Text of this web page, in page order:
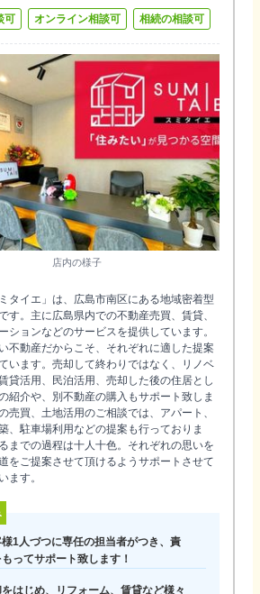
可 オンライン相談可 相続の相談可
店内の様子
タイエ」は、広島市南区にある地域密着型
す。主に広島県内での不動産売買、賃貸、
ションなどのサービスを提供しています。
不動産だからこそ、それぞれに適した提案
います。売却して終わりではなく、リノベ
貸活用、民泊活用、売却した後の住居とし
紹介や、別不動産の購入もサポート致しま
売買、土地活用のご相談では、アパート、
、駐車場利用などの提案も行っておりま
までの過程は十人十色。それぞれの思いを
をご提案させて頂けるようサポートさせて
ます。
様1人づつに専任の担当者がつき、責
ってサポート致します！
はじめ、リフォーム、賃貸など様々